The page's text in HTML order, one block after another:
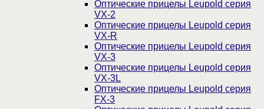
Оптические прицелы Leupold серия
VX-2
Оптические прицелы Leupold серия
VX-R
Оптические прицелы Leupold серия
VX-3
Оптические прицелы Leupold серия
VX-3L
Оптические прицелы Leupold серия
FX-3